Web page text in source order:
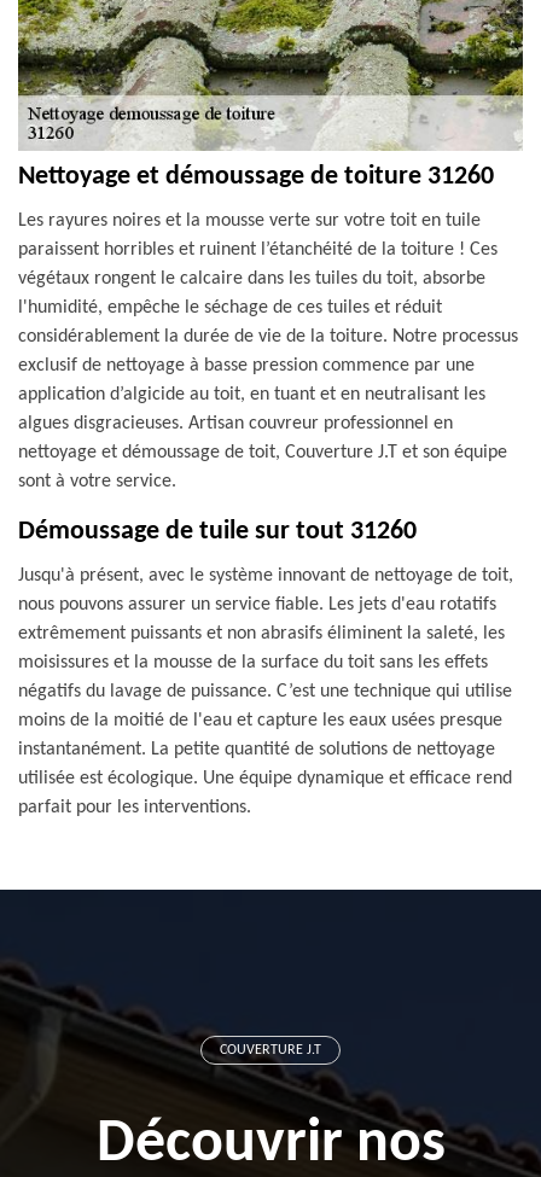
Nettoyage et démoussage de toiture 31260
Les rayures noires et la mousse verte sur votre toit en tuile
paraissent horribles et ruinent l’étanchéité de la toiture ! Ces
végétaux rongent le calcaire dans les tuiles du toit, absorbe
l'humidité, empêche le séchage de ces tuiles et réduit
considérablement la durée de vie de la toiture. Notre processus
exclusif de nettoyage à basse pression commence par une
application d’algicide au toit, en tuant et en neutralisant les
algues disgracieuses. Artisan couvreur professionnel en
nettoyage et démoussage de toit, Couverture J.T et son équipe
sont à votre service.
Démoussage de tuile sur tout 31260
Jusqu'à présent, avec le système innovant de nettoyage de toit,
nous pouvons assurer un service fiable. Les jets d'eau rotatifs
extrêmement puissants et non abrasifs éliminent la saleté, les
moisissures et la mousse de la surface du toit sans les effets
négatifs du lavage de puissance. C’est une technique qui utilise
moins de la moitié de l'eau et capture les eaux usées presque
instantanément. La petite quantité de solutions de nettoyage
utilisée est écologique. Une équipe dynamique et efficace rend
parfait pour les interventions.
COUVERTURE J.T
Découvrir nos